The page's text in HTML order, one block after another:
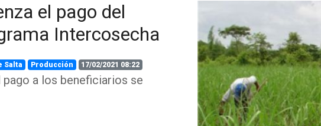
el pago del
Intercosecha
Salta Producción 17/02/2021 08:22
a los beneficiarios se